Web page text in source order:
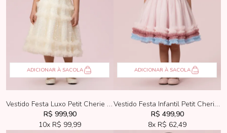
ADICIONAR À SACOLA
Vestido Festa Luxo Petit Cherie Creme Tule Bordado
R$ 999,90
10x R$ 99,99
ADICIONAR À SACOLA
Vestido Festa Infantil Petit Cherie Tule Rose
R$ 499,90
8x R$ 62,49